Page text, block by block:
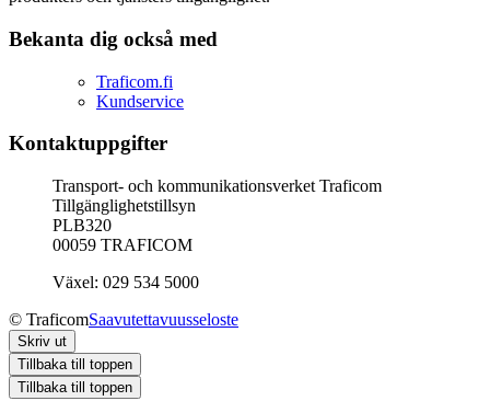
Bekanta dig också med
Traficom.fi
Kundservice
Kontaktuppgifter
Transport- och kommunikationsverket Traficom
Tillgänglighetstillsyn
PLB320
00059 TRAFICOM
Växel: 029 534 5000
© TraficomSaavutettavuusseloste
Skriv ut
Tillbaka till toppen
Tillbaka till toppen